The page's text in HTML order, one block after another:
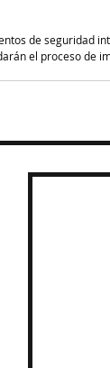
de seguridad
el proceso de